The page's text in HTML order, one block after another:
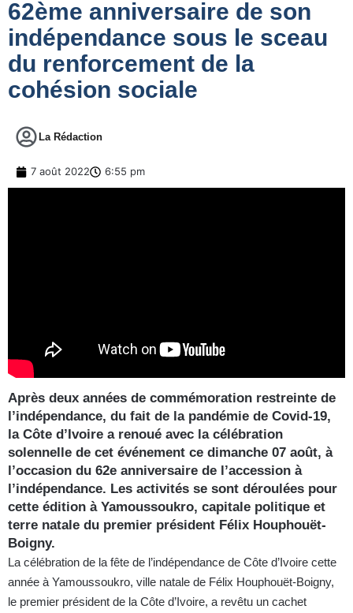
62ème anniversaire de son
indépendance sous le sceau
du renforcement de la
cohésion sociale
La Rédaction
7 août 2022 6:55 pm
Après deux années de commémoration restreinte de
l’indépendance, du fait de la pandémie de Covid-19,
la Côte d’Ivoire a renoué avec la célébration
solennelle de cet événement ce dimanche 07 août, à
l’occasion du 62e anniversaire de l’accession à
l’indépendance. Les activités se sont déroulées pour
cette édition à Yamoussoukro, capitale politique et
terre natale du premier président Félix Houphouët-
Boigny.
La célébration de la fête de l’indépendance de Côte d’Ivoire cette
année à Yamoussoukro, ville natale de Félix Houphouët-Boigny,
le premier président de la Côte d’Ivoire, a revêtu un cachet